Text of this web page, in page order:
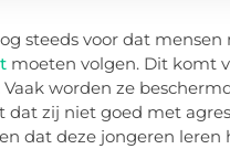
steeds voor dat
moeten volgen. Dit komt
Vaak worden ze
dat zij niet goed met
dat deze jongeren